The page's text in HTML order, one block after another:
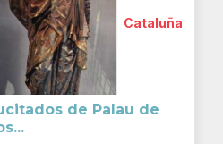
Cataluña
de Palau de